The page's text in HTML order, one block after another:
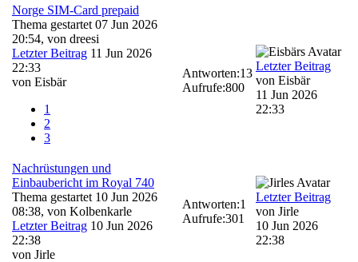
Norge SIM-Card prepaid
Thema gestartet 07 Jun 2026
20:54, von dreesi
Letzter Beitrag 11 Jun 2026
22:33
von Eisbär
1
2
3
Antworten:13
Aufrufe:800
Letzter Beitrag
von Eisbär
11 Jun 2026
22:33
Nachrüstungen und
Einbaubericht im Royal 740
Thema gestartet 10 Jun 2026
08:38, von Kolbenkarle
Letzter Beitrag 10 Jun 2026
22:38
von Jirle
Antworten:1
Aufrufe:301
Letzter Beitrag
von Jirle
10 Jun 2026
22:38